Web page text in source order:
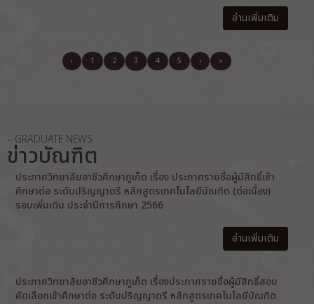
อ่านเพิ่มเติม
‹ 1 2 3 4 5 › »
– GRADUATE NEWS
ข่าวบัณฑิต
ประกาศวิทยาลัยอาชีวศึกษาภูเก็ต เรื่อง ประกาศรายชื่อผู้มีสิทธิ์เข้า
ศึกษาต่อ ระดับปริญญาตรี หลักสูตรเทคโนโลยีบัณฑิต (ต่อเนื่อง)
รอบเพิ่มเติม ประจำปีการศึกษา 2566
อ่านเพิ่มเติม
ประกาศวิทยาลัยอาชีวศึกษาภูเก็ต เรื่องประกาศรายชื่อผู้มีสิทธิ์สอบ
คัดเลือกเข้าศึกษาต่อ ระดับปริญญาตรี หลักสูตรเทคโนโลยีบัณฑิต